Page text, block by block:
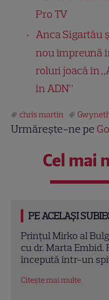
Pro TV
Anca Sigartău
nou împreună
roluri joacă în
în ADN”
chris martin
Urmărește-ne pe
Cel mai
PE ACELAȘI
se căsătorește
de dragoste
din Madrid